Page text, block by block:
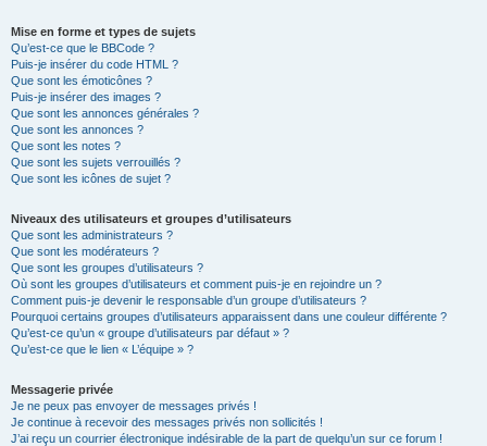
Mise en forme et types de sujets
Qu’est-ce que le BBCode ?
Puis-je insérer du code HTML ?
Que sont les émoticônes ?
Puis-je insérer des images ?
Que sont les annonces générales ?
Que sont les annonces ?
Que sont les notes ?
Que sont les sujets verrouillés ?
Que sont les icônes de sujet ?
Niveaux des utilisateurs et groupes d’utilisateurs
Que sont les administrateurs ?
Que sont les modérateurs ?
Que sont les groupes d’utilisateurs ?
Où sont les groupes d’utilisateurs et comment puis-je en rejoindre un ?
Comment puis-je devenir le responsable d’un groupe d’utilisateurs ?
Pourquoi certains groupes d’utilisateurs apparaissent dans une couleur différente ?
Qu’est-ce qu’un « groupe d’utilisateurs par défaut » ?
Qu’est-ce que le lien « L’équipe » ?
Messagerie privée
Je ne peux pas envoyer de messages privés !
Je continue à recevoir des messages privés non sollicités !
J’ai reçu un courrier électronique indésirable de la part de quelqu’un sur ce forum !